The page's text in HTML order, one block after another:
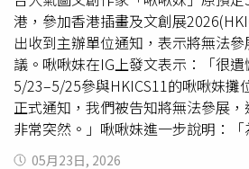
管機關副知停業、展延停業名單（
有41家旅行社，包括大宏旅行社、
漢旅行社、台灣便利旅行社、嗨澎
天王遊旅行社、啟程旅行社、米飯旅
玩旅行社、大來國際旅行社、和成
海旅行社、星辰旅行社、日暉國際
社、天齊旅行社、金元玉旅行社。
港，參加香港插畫及文創展
出收到主辦單位通知，表示將無法
議。啾啾妹在IG上發文表示：「很
5/23–5/25參與HKICS11的啾啾妹攤
正式通知，我們被告知將無法參展
非常突然。」啾啾妹進一步說明：
隊投入許多心力準備，包括展場設
05月23日, 2026